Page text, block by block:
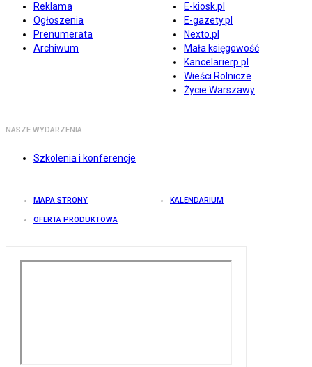
Reklama
Ogłoszenia
Prenumerata
Archiwum
E-kiosk.pl
E-gazety.pl
Nexto.pl
Mała księgowość
Kancelarierp.pl
Wieści Rolnicze
Życie Warszawy
NASZE WYDARZENIA
Szkolenia i konferencje
MAPA STRONY KALENDARIUM
OFERTA PRODUKTOWA